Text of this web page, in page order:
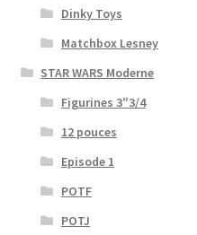
Dinky Toys
Matchbox Lesney
STAR WARS Moderne
Figurines 3″3/4
12 pouces
Episode 1
POTF
POTJ